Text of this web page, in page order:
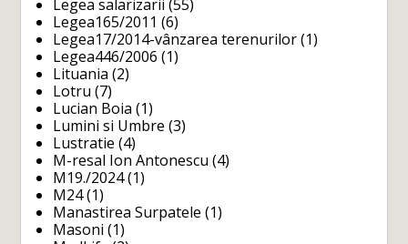
Legea salarizarii (55)
Legea165/2011 (6)
Legea17/2014-vânzarea terenurilor (1)
Legea446/2006 (1)
Lituania (2)
Lotru (7)
Lucian Boia (1)
Lumini si Umbre (3)
Lustratie (4)
M-resal Ion Antonescu (4)
M19./2024(1)
M24(1)
Manastirea Surpatele (1)
Masoni (1)